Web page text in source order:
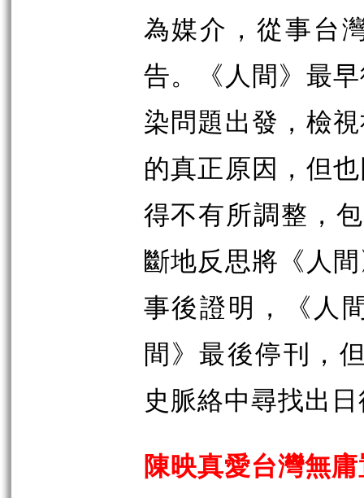
為媒介，從事台
告。《人間》最
染問題出發，檢
的真正原因，但
得不有所調整，
斷地反思將《人
事後證明，《人
間》最後停刊，
史脈絡中尋找出
陳映真愛台灣無